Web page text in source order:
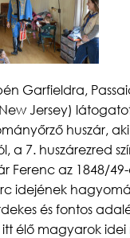
Garfieldra,
Jersey)
huszár,
a 7. huszárezred
Ferenc az 1848/
idejének
és fontos
élő magyarok idei